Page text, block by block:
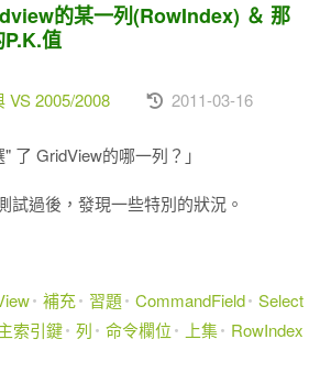
的某一列(RowIndex) ＆ 那
值
VS 2005/2008
2011-03-16
了 GridView的哪一列？」
試過後，發現一些特別的狀況。
補充 習題 CommandField Select
索引鍵 列 命令欄位 上集 RowIndex